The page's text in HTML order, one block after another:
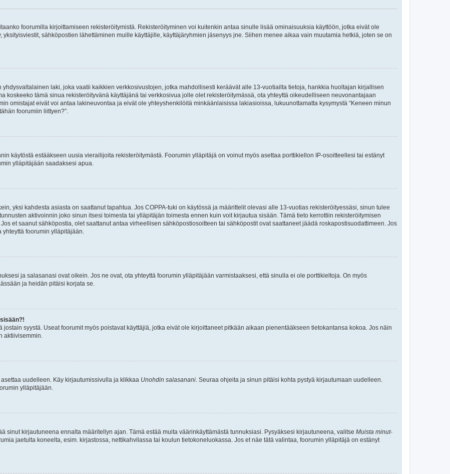
foorumilla kirjoittamiseen rekisteröitymistä. Rekisteröityminen voi kuitenkin antaa sinulle lisää ominaisuuksia käyttöön, jotka eivät ole
sähköpostien lähettäminen muille käyttäjille, käyttäjäryhmien jäsenyys jne. Siihen menee aikaa vain muutamia hetkiä, joten se on
yhdysvaltalainen laki, joka vaatii kaikkien verkkosivustojen, jotka mahdollisesti keräävät alle 13-vuotiailta tietoja, hankkia huoltajan kirjallisen
koskeeko tämä sinua rekisteröityvänä käyttäjänä tai verkkosivua jolle olet rekisteröitymässä, ota yhteyttä oikeudelliseen neuvonantajaan
omistajat eivät voi antaa lakineuvontaa ja eivät ole yhteyshenkilöitä minkäänlaisissa lakiasioissa, lukuunottamatta kysymystä “Keneen minun
foorumiin liittyen?”.
käytöstä estääkseen uusia vierailijoita rekisteröitymästä. Foorumin ylläpitäjä on voinut myös asettaa porttikiellon IP-osoitteellesi tai estänyt
ylläpitäjään saadaksesi apua.
yksi kahdesta asiasta on saattanut tapahtua. Jos COPPA-tuki on käytössä ja määrittelit olevasi alle 13-vuotias rekisteröityessäsi, sinun tulee
aktivoinnin joko sinun itsesi toimesta tai ylläpitäjän toimesta ennen kuin voit kirjautua sisään. Tämä tieto kerrottiin rekisteröitymisen
et saanut sähköpostia, olet saattanut antaa virheellisen sähköpostiosoitteen tai sähköpostit ovat saattaneet jäädä roskapostisuodattimeen. Jos
yhteyttä foorumin ylläpitäjään.
ja salasanasi ovat oikein. Jos ne ovat, ota yhteyttä foorumin ylläpitäjään varmistaaksesi, että sinulla ei ole porttikieltoja. On myös
ja heidän pitäisi korjata se.
syystä. Useat foorumit myös poistavat käyttäjiä, jotka eivät ole kirjoittaneet pitkään aikaan pienentääkseen tietokantansa kokoa. Jos näin
aktiivisemmin.
uudelleen. Käy kirjautumissivulla ja klikkaa Unohdin salasanani. Seuraa ohjeita ja sinun pitäisi kohta pystyä kirjautumaan uudelleen.
ylläpitäjään.
sinut kirjautuneena ennalta määritellyn ajan. Tämä estää muita väärinkäyttämästä tunnuksiasi. Pysyäksesi kirjautuneena, valitse Muista minut-
jaetulta koneelta, esim. kirjastossa, nettikahvilassa tai koulun tietokoneluokassa. Jos et näe tätä valintaa, foorumin ylläpitäjä on estänyt